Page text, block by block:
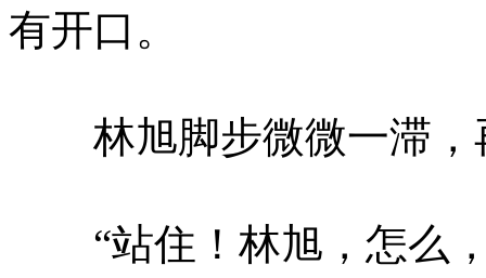
有开口。
林旭脚步微微一滞，
“站住！林旭，怎么，